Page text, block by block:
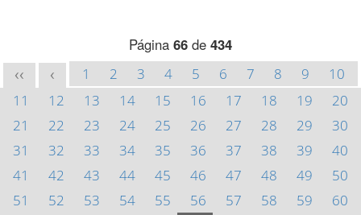
Página 66 de 434
<< < 1 2 3 4 5 6 7 8 9
10
11
12 13 14 15 16 17 18 19
20
21
22 23 24 25 26 27 28 29
30
31
32 33 34 35 36 37 38 39
40
41
42 43 44 45 46 47 48 49
50
51
52 53 54 55 56 57 58 59
60